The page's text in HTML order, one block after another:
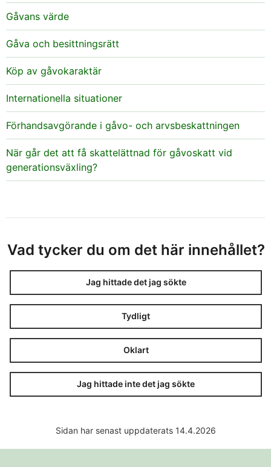
Gåvans värde
Gåva och besittningsrätt
Köp av gåvokaraktär
Internationella situationer
Förhandsavgörande i gåvo- och arvsbeskattningen
När går det att få skattelättnad för gåvoskatt vid
generationsväxling?
Vad tycker du om det här innehållet?
Jag hittade det jag sökte
Tydligt
Oklart
Jag hittade inte det jag sökte
Sidan har senast uppdaterats 14.4.2026